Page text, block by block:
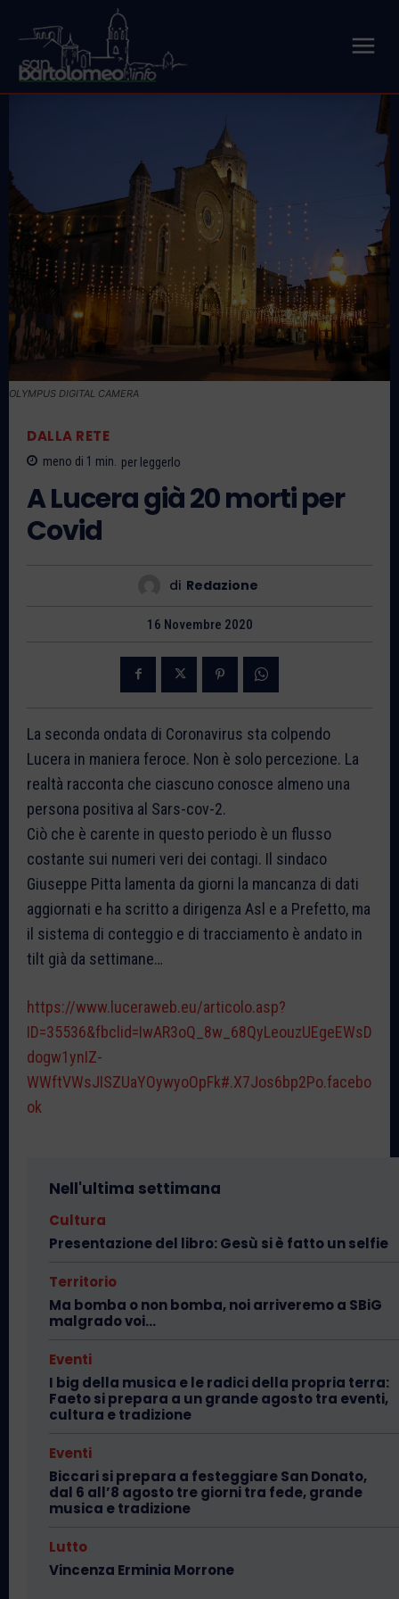
OLYMPUS DIGITAL CAMERA
DALLA RETE
meno di 1 min. per leggerlo
A Lucera già 20 morti per
Covid
di Redazione
16 Novembre 2020
La seconda ondata di Coronavirus sta colpendo
Lucera in maniera feroce. Non è solo percezione. La
realtà racconta che ciascuno conosce almeno una
persona positiva al Sars-cov-2.
Ciò che è carente in questo periodo è un flusso
costante sui numeri veri dei contagi. Il sindaco
Giuseppe Pitta lamenta da giorni la mancanza di dati
aggiornati e ha scritto a dirigenza Asl e a Prefetto, ma
il sistema di conteggio e di tracciamento è andato in
tilt già da settimane…
https://www.luceraweb.eu/articolo.asp?
ID=35536&fbclid=IwAR3oQ_8w_68QyLeouzUEgeEWsD
dogw1ynIZ-
WWftVWsJISZUaYOywyoOpFk#.X7Jos6bp2Po.facebo
ok
Nell'ultima settimana
Cultura
Presentazione del libro: Gesù si è fatto un selfie
Territorio
Ma bomba o non bomba, noi arriveremo a SBiG
malgrado voi…
Eventi
I big della musica e le radici della propria terra:
Faeto si prepara a un grande agosto tra eventi,
cultura e tradizione
Eventi
Biccari si prepara a festeggiare San Donato,
dal 6 all’8 agosto tre giorni tra fede, grande
musica e tradizione
Lutto
Vincenza Erminia Morrone